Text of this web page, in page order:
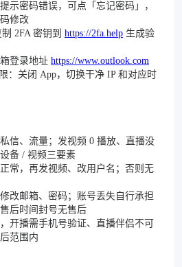
示密码错误，可点「忘记密码」，
修改
2FA 密钥到 https://2fa.help 生成验
登录地址 https://www.outlook.com
：关闭 App，切换干净 IP 和对应时
信、流量；发视频 0 播放、直播没
备 / 视频三要素
常，再发视频、改用户名；否则无
改邮箱、密码；账号丢失自行承担
后时间封号无售后
开播需手机号验证、直播伴侣不可
范围内